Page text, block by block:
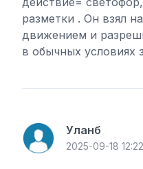
разметки . Он взял
движением и
в обычных условиях
Уланб
2025-09-18 12:22